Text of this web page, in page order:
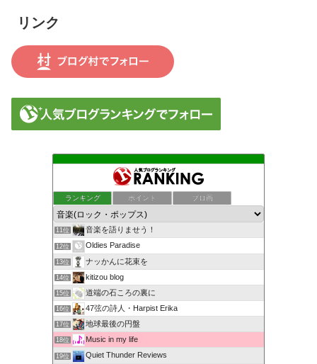
リンク
ランキング ポイント ブロ画
11位 音楽を語りませう！
12位 Oldies Paradise
13位 ナッかんに花束を
14位 kitizou blog
15位 道端の石ころの裏に
16位 47弦の詩人・Harpist Erika
17位 地球最後の円盤
18位 Music in my life
19位 Quiet Thunder Reviews